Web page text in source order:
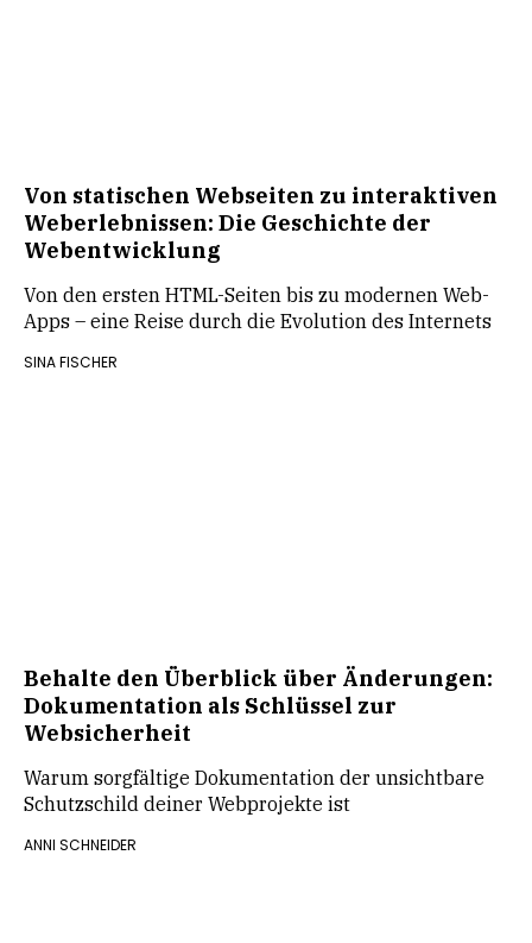
Von statischen Webseiten zu interaktiven
Weberlebnissen: Die Geschichte der
Webentwicklung
Von den ersten HTML-Seiten bis zu modernen Web-
Apps – eine Reise durch die Evolution des Internets
SINA FISCHER
Behalte den Überblick über Änderungen:
Dokumentation als Schlüssel zur
Websicherheit
Warum sorgfältige Dokumentation der unsichtbare
Schutzschild deiner Webprojekte ist
ANNI SCHNEIDER